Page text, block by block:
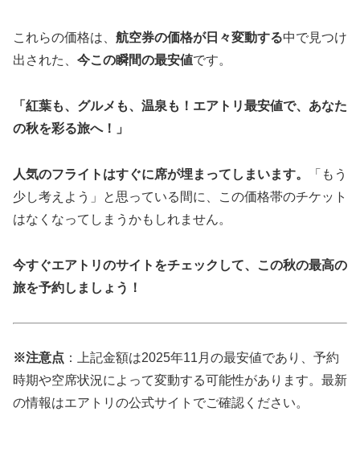
これらの価格は、 航空券の価格が日々変動する中で見つけ
出された、 今この瞬間の最安値です。
「紅葉も、グルメも、温泉も！エアトリ最安値で、あなた
の秋を彩る旅へ！」
人気のフライトはすぐに席が埋まってしまいます。
「もう
少し考えよう」と思っている間に、この価格帯のチケット
はなくなってしまうかもしれません。
今すぐエアトリのサイトをチェックして、この秋の最高の
旅を予約しましょう！
※注意点 ：上記金額は2025年11月の最安値であり、予約
時期や空席状況によって変動する可能性があります。最新
の情報はエアトリの公式サイトでご確認ください。